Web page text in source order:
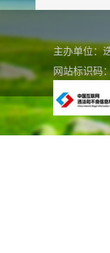
主办单位：
网站标识码